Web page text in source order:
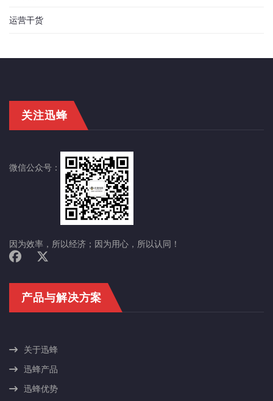
运营干货
关注迅蜂
微信公众号：
因为效率，所以经济；因为用心，所以认同！
产品与解决方案
关于迅蜂
迅蜂产品
迅蜂优势